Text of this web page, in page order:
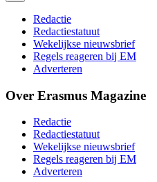
Redactie
Redactiestatuut
Wekelijkse nieuwsbrief
Regels reageren bij EM
Adverteren
Over Erasmus Magazine
Redactie
Redactiestatuut
Wekelijkse nieuwsbrief
Regels reageren bij EM
Adverteren